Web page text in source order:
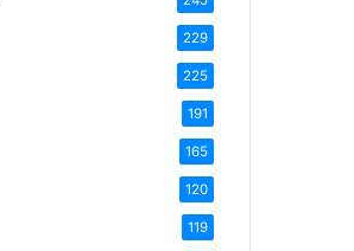
229
225
191
165
120
119